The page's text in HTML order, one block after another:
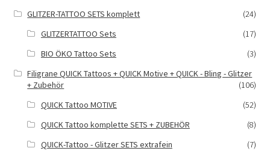
GLITZER-TATTOO SETS komplett
(24)
GLITZERTATTOO Sets
(17)
BIO ÖKO Tattoo Sets
(3)
Filigrane QUICK Tattoos + QUICK Motive + QUICK - Bling - Glitzer
+ Zubehör
(106)
QUICK Tattoo MOTIVE
(52)
QUICK Tattoo komplette SETS + ZUBEHÖR
(8)
QUICK-Tattoo - Glitzer SETS extrafein
(7)